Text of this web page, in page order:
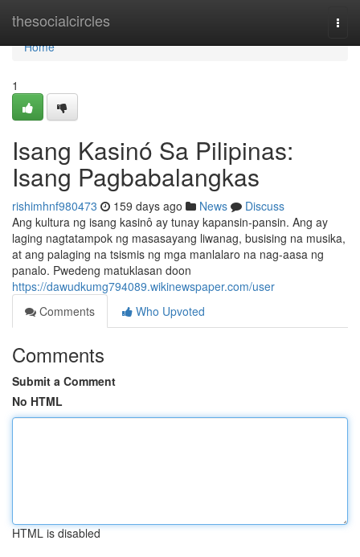
thesocialcircles
Home
Home
1
Isang Kasinó Sa Pilipinas:
Isang Pagbabalangkas
rishimhnf980473 159 days ago News
Discuss
Ang kultura ng isang kasinô ay tunay kapansin-pansin. Ang ay
laging nagtatampok ng masasayang liwanag, busising na musika,
at ang palaging na tsismis ng mga manlalaro na nag-aasa ng
panalo. Pwedeng matuklasan doon
https://dawudkumg794089.wikinewspaper.com/user
Comments
Who Upvoted
Comments
Submit a Comment
No HTML
HTML is disabled